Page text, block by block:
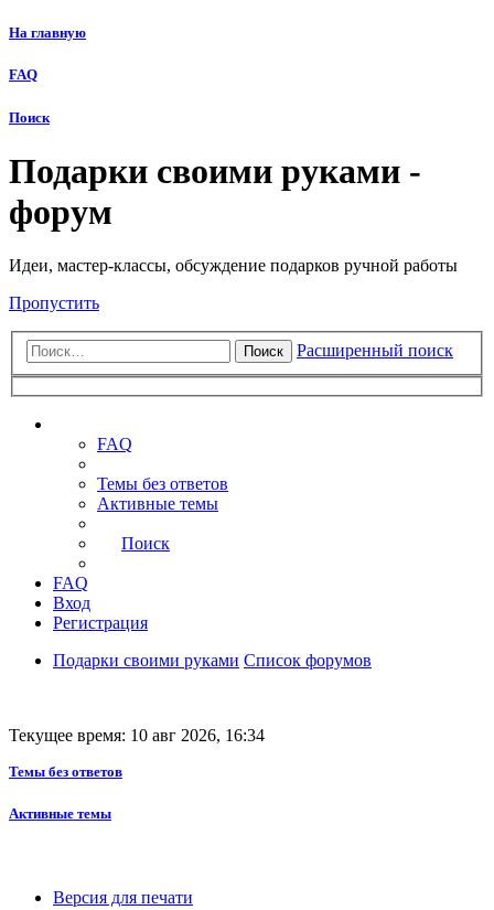
На главную
FAQ
Поиск
Подарки своими руками -
форум
Идеи, мастер-классы, обсуждение подарков ручной работы
Пропустить
Поиск Расширенный поиск
FAQ
Темы без ответов
Активные темы
Поиск
FAQ
Вход
Регистрация
Подарки своими руками Список форумов
Текущее время: 10 авг 2026, 16:34
Темы без ответов
Активные темы
Версия для печати